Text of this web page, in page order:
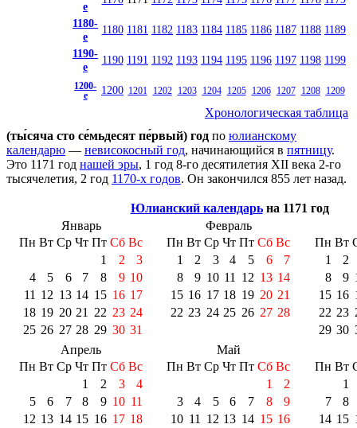
е
1180-
е
1180 1181 1182 1183 1184 1185 1186 1187 1188 1189
1190-
е
1190 1191 1192 1193 1194 1195 1196 1197 1198 1199
1200-
е
1200 1201 1202 1203 1204 1205 1206 1207 1208 1209
Хронологическая таблица
(ты́сяча сто се́мьдесят пе́рвый) год по юлианскому
календарю — невисокосный год, начинающийся в пятницу.
Это 1171 год нашей эры, 1 год 8-го десятилетия XII века 2-го
тысячелетия, 2 год 1170-х годов. Он закончился 855 лет назад.
Юлианский календарьна 1171 год
Январь
Пн Вт Ср Чт Пт Сб Вс
1
2
3
4
5 6 7 8 9 10
11 12 13 14 15 16 17
18 19 20 21 22 23 24
25 26 27 28 29 30 31
Февраль
Пн Вт Ср Чт Пт Сб Вс
1
2 3 4 5 6
7
8
9 10 11 12 13 14
15 16 17 18 19 20 21
22 23 24 25 26 27 28
Пн Вт
1
2
8
9
15 16
22 23
29 30
Апрель
Пн Вт Ср Чт Пт Сб Вс
1
2 3
4
5
6 7 8 9 10 11
12 13 14 15 16 17 18
Май
Пн Вт Ср Чт Пт Сб Вс
1
2
3
4 5 6 7 8
9
10 11 12 13 14 15 16
Пн Вт
1
7
8
14 15